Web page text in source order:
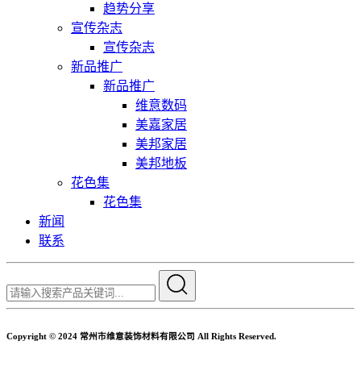
趋势分享
宣传杂志
宣传杂志
新品推广
新品推广
维意数码
美嘉家居
美邦家居
美邦地板
花色集
花色集
新闻
联系
Copyright © 2024 常州市维意装饰材料有限公司 All Rights Reserved.